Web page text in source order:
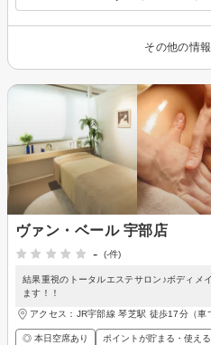
その他の情
ヴァン・ベール 宇部店
-
(-件)
結果重視のトータルエステサロン♪ボディメ
ます！！
アクセス：JR宇部線 琴芝駅 徒歩17分（車
◎ 本日空席あり ポイントが貯まる・使える